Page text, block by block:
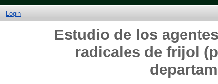
Login
Estudio de los
radicales de frijol